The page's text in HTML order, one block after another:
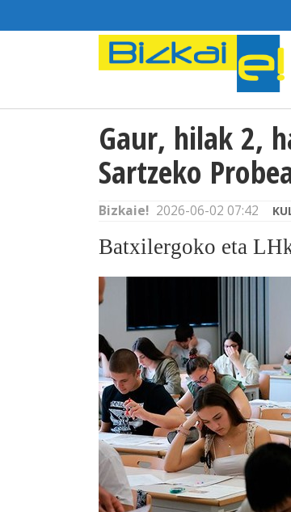
Gaur, hilak 2,
Sartzeko
Bizkaie! 2026-06-02 07:42
Batxilergoko eta